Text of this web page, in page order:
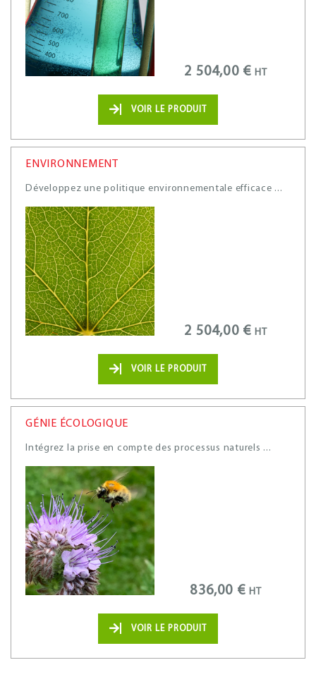
2 504,00 € HT
VOIR LE PRODUIT
ENVIRONNEMENT
Développez une politique environnementale efficace ...
2 504,00 € HT
VOIR LE PRODUIT
GÉNIE ÉCOLOGIQUE
Intégrez la prise en compte des processus naturels ...
836,00 € HT
VOIR LE PRODUIT